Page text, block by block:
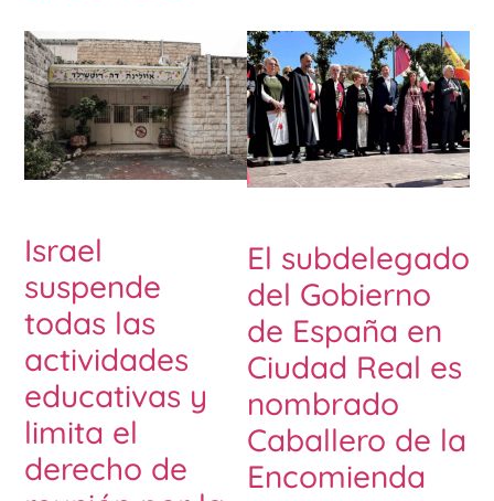
Israel
suspende
todas las
actividades
educativas y
limita el
derecho de
El subdelegado
del Gobierno
de España en
Ciudad Real es
nombrado
Caballero de la
Encomienda